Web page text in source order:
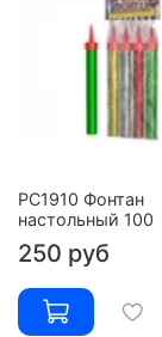
РС1910 Фонтан
настольный 100
250 руб